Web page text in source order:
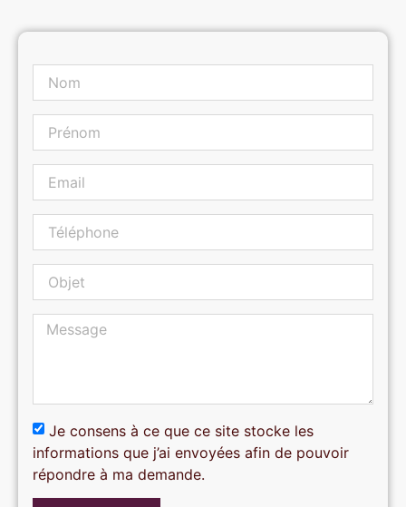
Je consens à ce que ce site stocke les
informations que j’ai envoyées afin de pouvoir
répondre à ma demande.